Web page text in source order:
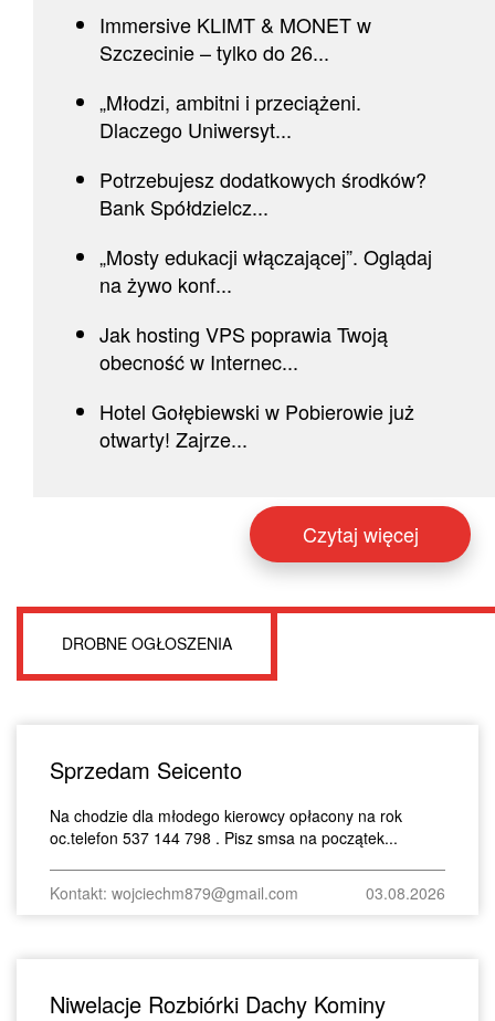
Immersive KLIMT & MONET w
Szczecinie – tylko do 26...
„Młodzi, ambitni i przeciążeni.
Dlaczego Uniwersyt...
Potrzebujesz dodatkowych środków?
Bank Spółdzielcz...
„Mosty edukacji włączającej”. Oglądaj
na żywo konf...
Jak hosting VPS poprawia Twoją
obecność w Internec...
Hotel Gołębiewski w Pobierowie już
otwarty! Zajrze...
Czytaj więcej
DROBNE OGŁOSZENIA
Sprzedam Seicento
Na chodzie dla młodego kierowcy opłacony na rok
oc.telefon 537 144 798 . Pisz smsa na początek...
Kontakt: wojciechm879@gmail.com 03.08.2026
Niwelacje Rozbiórki Dachy Kominy